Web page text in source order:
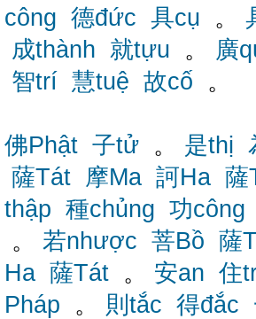
công 德đức 具cụ 。
成thành 就tựu 。 廣
智trí 慧tuệ 故cố 。
佛Phật 子tử 。 是thị
薩Tát 摩Ma 訶Ha 薩
thập 種chủng 功công
。 若nhược 菩Bồ 薩
Ha 薩Tát 。 安an 住
Pháp 。 則tắc 得đắc